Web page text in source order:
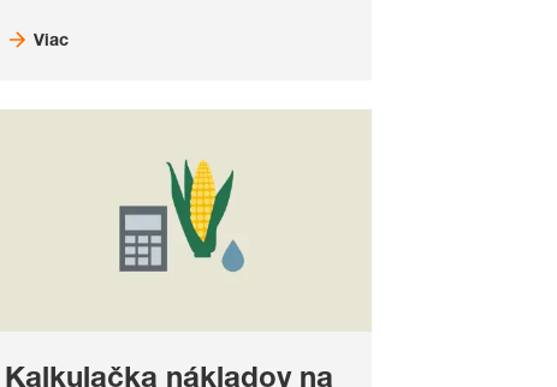
Viac
Kalkulačka nákladov na